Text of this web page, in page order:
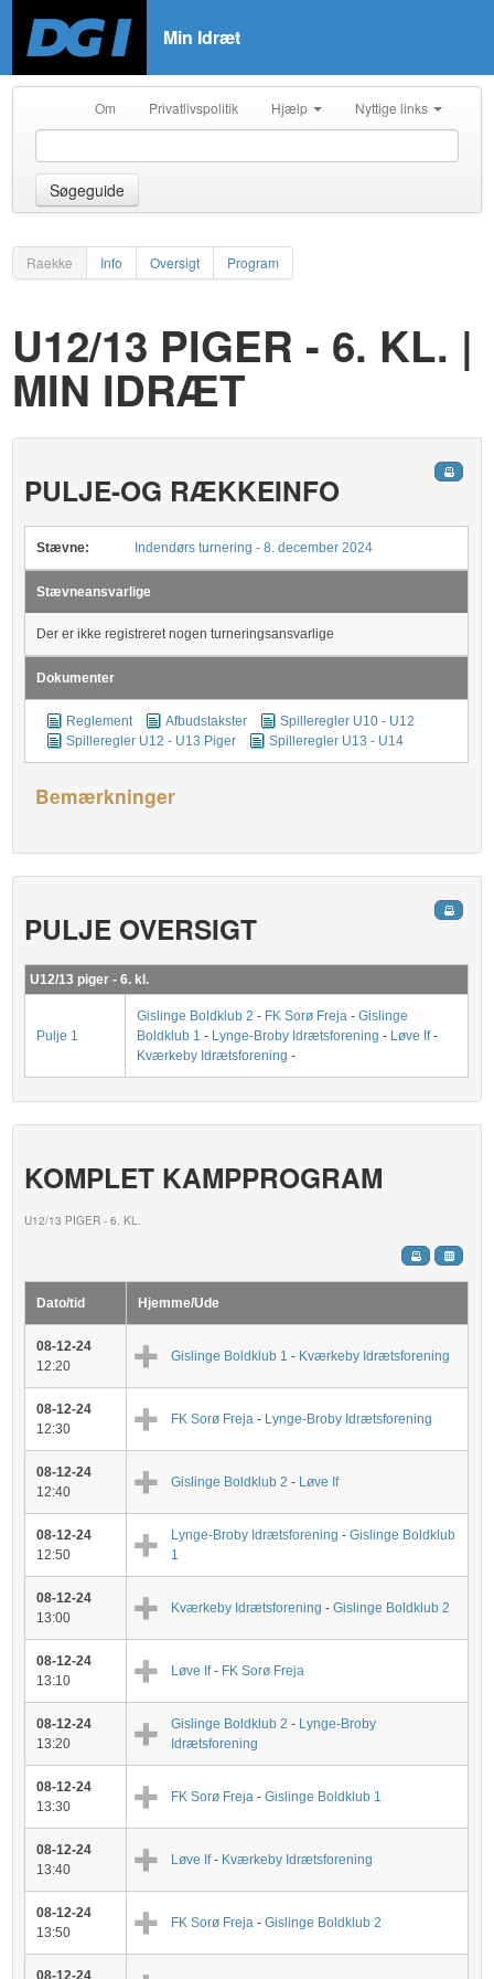
Min Idræt
Om Privatlivspolitik Hjælp Nyttige links
Søgeguide
Raekke Info Oversigt Program
U12/13 PIGER - 6. KL. |
MIN IDRÆT
PULJE-OG RÆKKEINFO
Stævne: Indendørs turnering - 8. december 2024
Stævneansvarlige
Der er ikke registreret nogen turneringsansvarlige
Dokumenter
Reglement Afbudstakster
Spilleregler U10 - U12
Spilleregler U12 - U13 Piger
Spilleregler U13 - U14
Bemærkninger
PULJE OVERSIGT
U12/13 piger - 6. kl.
Pulje 1
Gislinge Boldklub 2 - FK Sorø Freja-Gislinge
Boldklub 1 - Lynge-Broby Idrætsforening- Løve If-
Kværkeby Idrætsforening-
KOMPLET KAMPPROGRAM
U12/13 PIGER - 6. KL.
Dato/tid Hjemme/Ude
08-12-24
12:20
Gislinge Boldklub 1 - Kværkeby Idrætsforening
08-12-24
12:30
FK Sorø Freja- Lynge-Broby Idrætsforening
08-12-24
12:40
Gislinge Boldklub 2 - Løve If
08-12-24
12:50
Lynge-Broby Idrætsforening-Gislinge Boldklub
1
08-12-24
13:00
Kværkeby Idrætsforening-Gislinge Boldklub 2
08-12-24
13:10
Løve If- FK Sorø Freja
08-12-24
13:20
Gislinge Boldklub 2 - Lynge-Broby
Idrætsforening
08-12-24
13:30
FK Sorø Freja-Gislinge Boldklub 1
08-12-24
13:40
Løve If- Kværkeby Idrætsforening
08-12-24
13:50
FK Sorø Freja-Gislinge Boldklub 2
08-12-24